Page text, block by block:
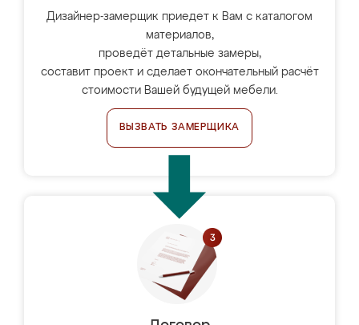
Дизайнер-замерщик приедет к Вам с каталогом
материалов,
проведёт детальные замеры,
составит проект и сделает окончательный расчёт
стоимости Вашей будущей мебели.
ВЫЗВАТЬ ЗАМЕРЩИКА